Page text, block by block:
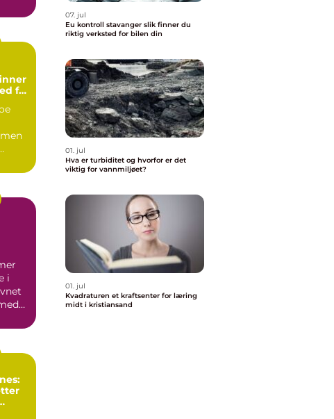
for
i
07. jul
Eu kontroll stavanger slik finner du
riktig verksted for bilen din
01. jul
Hva er turbiditet og hvorfor er det
viktig for vannmiljøet?
01. jul
Kvadraturen et kraftsenter for læring
midt i kristiansand